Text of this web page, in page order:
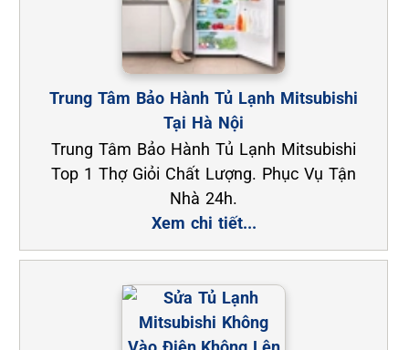
Trung Tâm Bảo Hành Tủ Lạnh Mitsubishi
Tại Hà Nội
Trung Tâm Bảo Hành Tủ Lạnh Mitsubishi
Top 1 Thợ Giỏi Chất Lượng. Phục Vụ Tận
Nhà 24h.
Xem chi tiết...